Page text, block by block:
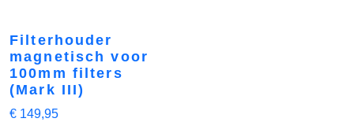
Filterhouder
magnetisch voor
100mm filters
(Mark III)
€ 149,95